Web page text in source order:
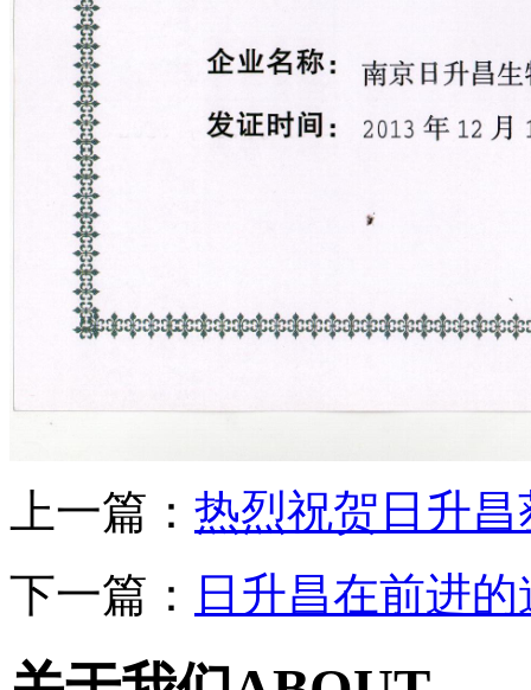
上一篇： 热烈祝贺日升
下一篇：
日升昌在前进